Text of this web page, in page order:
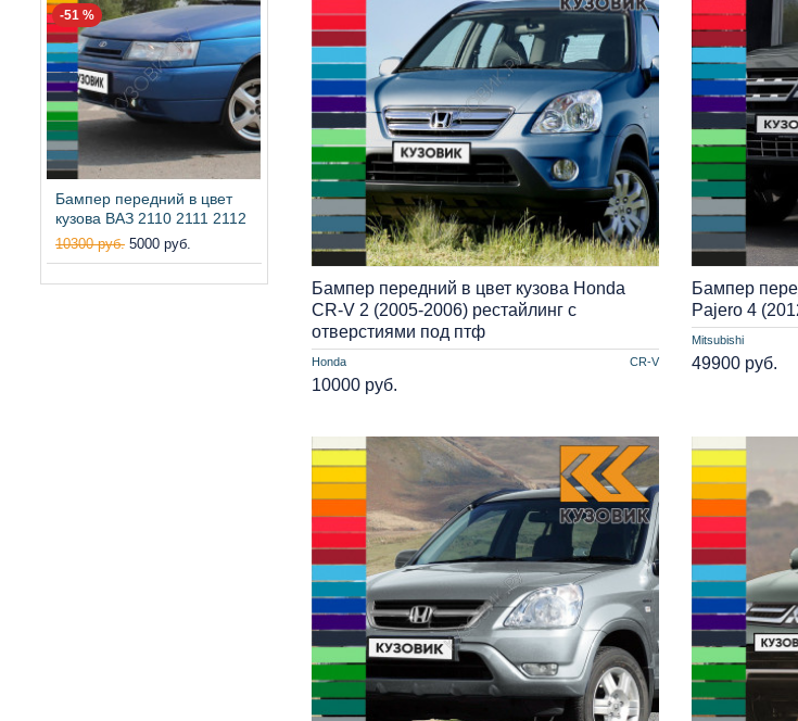
-51 %
Бампер передний в цвет
кузова ВАЗ 2110 2111 2112
10300 руб. 5000 руб.
Honda CR-V
Бампер передний в цвет кузова Honda
CR-V 2 (2005-2006) рестайлинг с
отверстиями под птф
10000 руб.
Mitsubishi
Бампер
Pajero 4
49900 руб.